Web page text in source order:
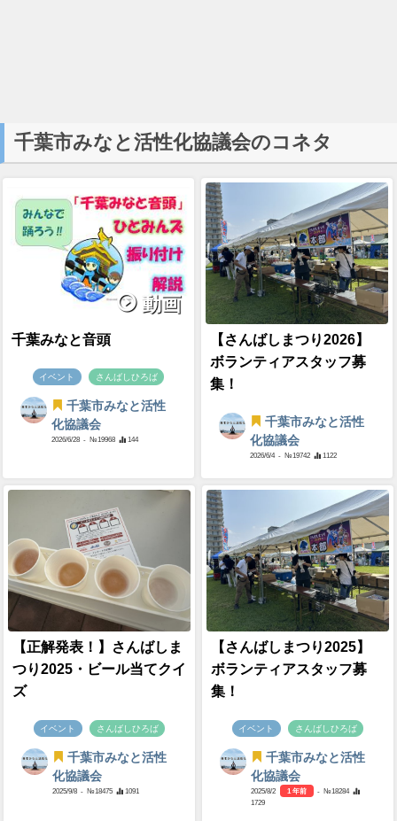
千葉市みなと活性化協議会のコネタ
動画
千葉みなと音頭
イベント さんばしひろば
千葉市みなと活性
化協議会
2026/6/28 - №19968 144
【さんばしまつり2026】
ボランティアスタッフ募
集！
千葉市みなと活性
化協議会
2026/6/4 - №19742 1122
【正解発表！】さんばしま
つり2025・ビール当てクイ
ズ
イベント さんばしひろば
千葉市みなと活性
化協議会
2025/9/8 - №18475 1091
【さんばしまつり2025】
ボランティアスタッフ募
集！
イベント さんばしひろば
千葉市みなと活性
化協議会
2025/8/2 1 年前
- №18284
1729